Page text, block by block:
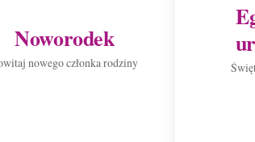
Noworodek
nowego członka rodziny